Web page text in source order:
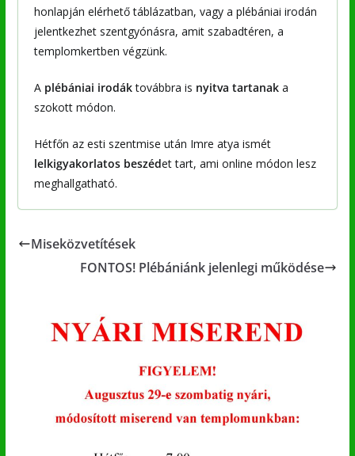
honlapján elérhető táblázatban, vagy a plébániai irodán
jelentkezhet szentgyónásra, amit szabadtéren, a
templomkertben végzünk.
A plébániai irodáktovábbra is nyitva tartanaka
szokott módon.
Hétfőn az esti szentmise után Imre atya ismét
lelkigyakorlatos beszédet tart, ami online módon lesz
meghallgatható.
Miseközvetítések
FONTOS! Plébániánk jelenlegi működése